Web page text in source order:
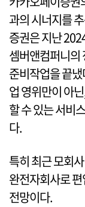
과의 시너지를
증권은 지난
셈버앤컴퍼니의
준비작업을 끝
업 영위만이 아
할 수 있는 서비
다.
특히 최근 모회
완전자회사로
전망이다.